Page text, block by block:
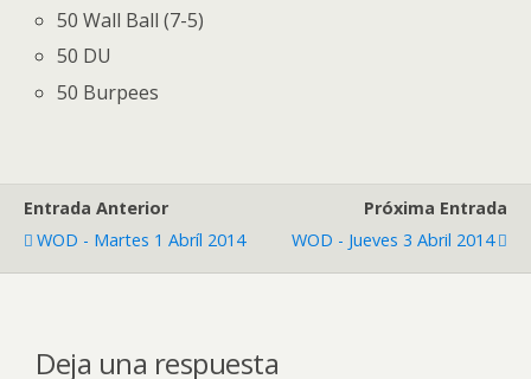
50 Wall Ball (7-5)
50 DU
50 Burpees
Entrada Anterior
WOD - Martes 1 Abríl 2014
Próxima Entrada
WOD - Jueves 3 Abril 2014
Deja una respuesta